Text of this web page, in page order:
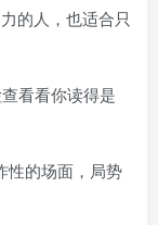
的人，也适合只
看看你读得是
性的场面，局势